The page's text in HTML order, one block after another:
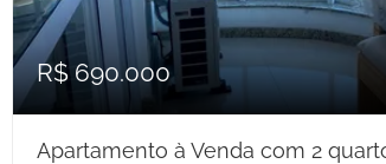
R$ 690.000
Apartamento à Venda com 2